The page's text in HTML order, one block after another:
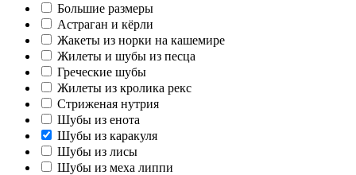
Большие размеры
Астраган и кёрли
Жакеты из норки на кашемире
Жилеты и шубы из песца
Греческие шубы
Жилеты из кролика рекс
Стриженая нутрия
Шубы из енота
Шубы из каракуля
Шубы из лисы
Шубы из меха липпи